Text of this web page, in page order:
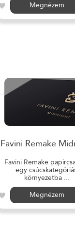
Megnézem
Favini Remake
Favini Remake
egy
környezetba ...
Megnézem